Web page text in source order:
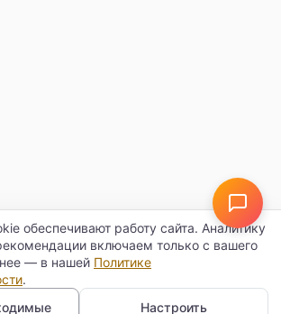
обеспечивают работу сайта. Аналитику
включаем только с вашего
— в нашей Политике
.
Настроить